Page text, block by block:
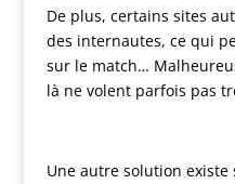
De plus, certains sites
des internautes, ce qui
sur le match…
là ne volent parfois pas
Une autre solution